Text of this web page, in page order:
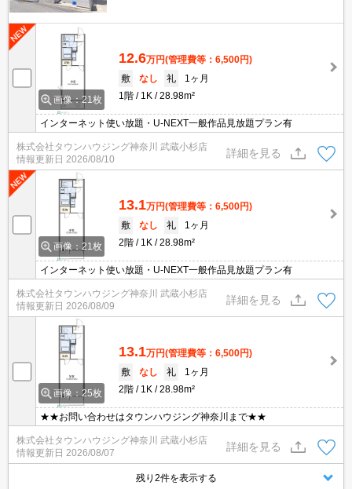
画像：21枚
12.6万円(管理費等：6,500円)
敷
なし 礼
1ヶ月
1階
1K 28.98m²
インターネット使い放題・U-NEXT一般作品見放題プラン有
株式会社タウンハウジング神奈川 武蔵小杉店
情報更新日 2026/08/10
詳細を見る
画像：21枚
13.1万円(管理費等：6,500円)
敷
なし 礼
1ヶ月
2階
1K 28.98m²
インターネット使い放題・U-NEXT一般作品見放題プラン有
株式会社タウンハウジング神奈川 武蔵小杉店
情報更新日 2026/08/09
詳細を見る
画像：25枚
13.1万円(管理費等：6,500円)
敷
なし 礼
1ヶ月
2階
1K 28.98m²
★★お問い合わせはタウンハウジング神奈川まで★★
株式会社タウンハウジング神奈川 武蔵小杉店
情報更新日 2026/08/07
詳細を見る
残り2件を表示する